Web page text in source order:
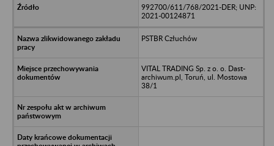
992700/611/768/2021-DER; UNP:
2021-00124871
PSTBR Człuchów
VITAL TRADING Sp. z o. o. Dast-
archiwum.pl, Toruń, ul. Mostowa
38/1